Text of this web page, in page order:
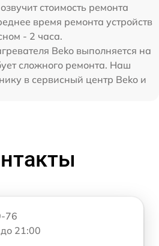
стоимость ремонта
время ремонта устройств
- 2 часа.
Beko выполняется на
сложного ремонта. Наш
в сервисный центр Beko и
76
21:00